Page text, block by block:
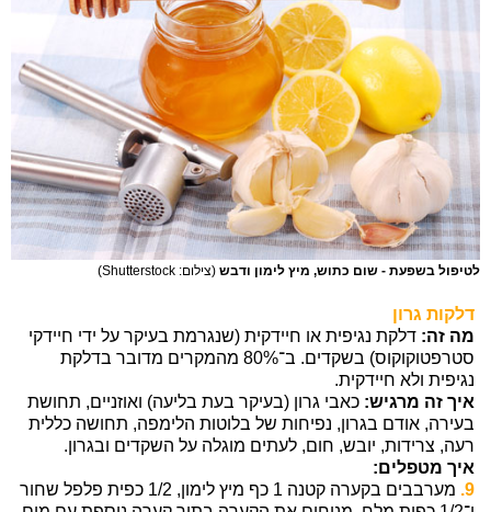
לטיפול בשפעת - שום כתוש, מיץ לימון ודבש (צילום: Shutterstock)
דלקות גרון
מה זה: דלקת נגיפית או חיידקית (שנגרמת בעיקר על ידי חיידקי
סטרפטוקוקוס) בשקדים. ב־80% מהמקרים מדובר בדלקת
נגיפית ולא חיידקית.
איך זה מרגיש: כאבי גרון (בעיקר בעת בליעה) ואוזניים, תחושת
בעירה, אודם בגרון, נפיחות של בלוטות הלימפה, תחושה כללית
רעה, צרידות, יובש, חום, לעתים מוגלה על השקדים ובגרון.
איך מטפלים:
9.
מערבבים בקערה קטנה 1 כף מיץ לימון, 1/2 כפית פלפל שחור